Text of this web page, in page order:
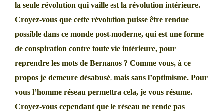
la seule révolution qui vaille est la révolution intérieure.
Croyez-vous que cette révolution puisse être rendue
possible dans ce monde post-moderne, qui est une forme
de conspiration contre toute vie intérieure, pour
reprendre les mots de Bernanos ? Comme vous, à ce
propos je demeure désabusé, mais sans l’optimisme. Pour
vous l’homme réseau permettra cela, je vous résume.
Croyez-vous cependant que le réseau ne rende pas